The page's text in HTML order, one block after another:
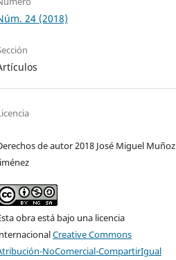
24 (2018)
de autor 2018 José Miguel Muñoz
obra está bajo una licencia
Creative Commons
NoComercial-CompartirIgual